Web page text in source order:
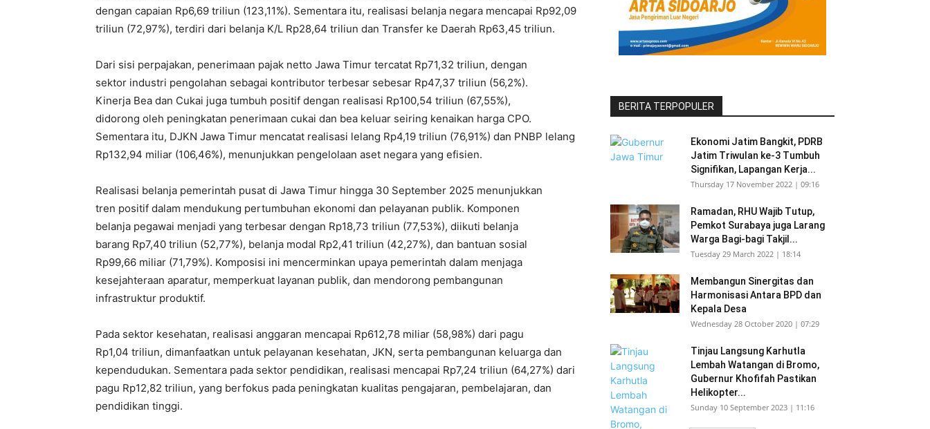
dengan capaian Rp6,69 triliun (123,11%). Sementara itu, realisasi belanja negara mencapai Rp92,09
triliun (72,97%), terdiri dari belanja K/L Rp28,64 triliun dan Transfer ke Daerah Rp63,45 triliun.
Dari sisi perpajakan, penerimaan pajak netto Jawa Timur tercatat Rp71,32 triliun, dengan
sektor industri pengolahan sebagai kontributor terbesar sebesar Rp47,37 triliun (56,2%).
Kinerja Bea dan Cukai juga tumbuh positif dengan realisasi Rp100,54 triliun (67,55%),
didorong oleh peningkatan penerimaan cukai dan bea keluar seiring kenaikan harga CPO.
Sementara itu, DJKN Jawa Timur mencatat realisasi lelang Rp4,19 triliun (76,91%) dan PNBP lelang
Rp132,94 miliar (106,46%), menunjukkan pengelolaan aset negara yang efisien.
Realisasi belanja pemerintah pusat di Jawa Timur hingga 30 September 2025 menunjukkan
tren positif dalam mendukung pertumbuhan ekonomi dan pelayanan publik. Komponen
belanja pegawai menjadi yang terbesar dengan Rp18,73 triliun (77,53%), diikuti belanja
barang Rp7,40 triliun (52,77%), belanja modal Rp2,41 triliun (42,27%), dan bantuan sosial
Rp99,66 miliar (71,79%). Komposisi ini mencerminkan upaya pemerintah dalam menjaga
kesejahteraan aparatur, memperkuat layanan publik, dan mendorong pembangunan
infrastruktur produktif.
Pada sektor kesehatan, realisasi anggaran mencapai Rp612,78 miliar (58,98%) dari pagu
Rp1,04 triliun, dimanfaatkan untuk pelayanan kesehatan, JKN, serta pembangunan keluarga dan
kependudukan. Sementara pada sektor pendidikan, realisasi mencapai Rp7,24 triliun (64,27%) dari
pagu Rp12,82 triliun, yang berfokus pada peningkatan kualitas pengajaran, pembelajaran, dan
pendidikan tinggi.
BERITA TERPOPULER
Ekonomi Jatim Bangkit, PDRB
Jatim Triwulan ke-3 Tumbuh
Signifikan, Lapangan Kerja...
Thursday 17 November 2022 | 09:16
Ramadan, RHU Wajib Tutup,
Pemkot Surabaya juga Larang
Warga Bagi-bagi Takjil...
Tuesday 29 March 2022 | 18:14
Membangun Sinergitas dan
Harmonisasi Antara BPD dan
Kepala Desa
Wednesday 28 October 2020 | 07:29
Tinjau Langsung Karhutla
Lembah Watangan di Bromo,
Gubernur Khofifah Pastikan
Helikopter...
Sunday 10 September 2023 | 11:16